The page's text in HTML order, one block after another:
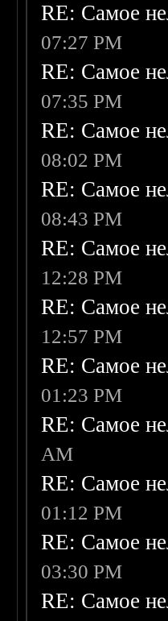
RE: Самое
07:27 PM
RE: Самое
07:35 PM
RE: Самое
08:02 PM
RE: Самое
08:43 PM
RE: Самое
12:28 PM
RE: Самое
12:57 PM
RE: Самое
01:23 PM
RE: Самое
AM
RE: Самое
01:12 PM
RE: Самое
03:30 PM
RE: Самое